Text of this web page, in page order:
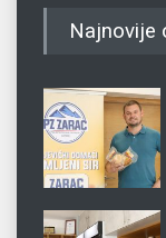
Najnovije